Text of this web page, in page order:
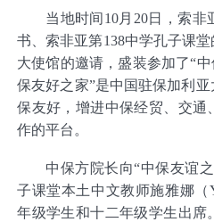
当地时间 10月 20日，索非
书、索非亚第138中学孔子课
大使馆的邀请，盛装参加了“
保友好之家”是中国驻保加利
保友好，增进中保经贸、交通
作的平台。
中保方院长向“中保友谊
子课堂本土中文教师施雅娜（
年级学生和十二年级学生出席